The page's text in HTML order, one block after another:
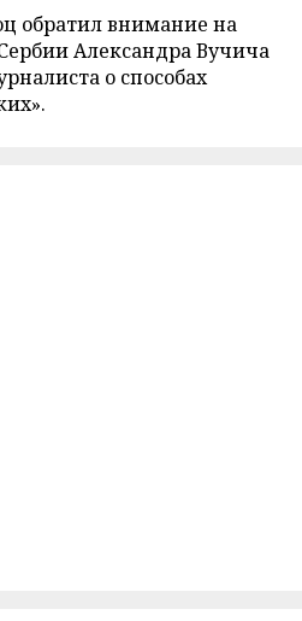
обратил внимание на
Александра Вучича
о способах